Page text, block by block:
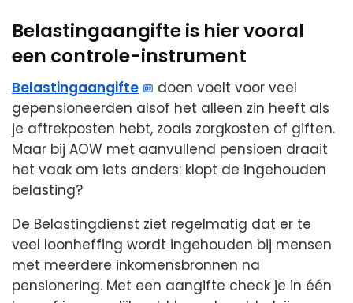
Belastingaangifte is hier vooral
een controle-instrument
Belastingaangifte
doen voelt voor veel
gepensioneerden alsof het alleen zin heeft als
je aftrekposten hebt, zoals zorgkosten of giften.
Maar bij AOW met aanvullend pensioen draait
het vaak om iets anders: klopt de ingehouden
belasting?
De Belastingdienst ziet regelmatig dat er te
veel loonheffing wordt ingehouden bij mensen
met meerdere inkomensbronnen na
pensionering. Met een aangifte check je in één